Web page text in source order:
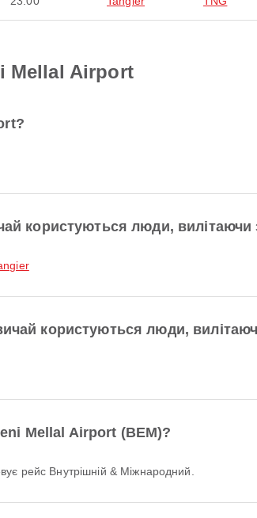
Mellal Airport
користуються люди,
користуються люди,
Mellal Airport (BEM)?
рейс Внутрішній & Міжнародний.